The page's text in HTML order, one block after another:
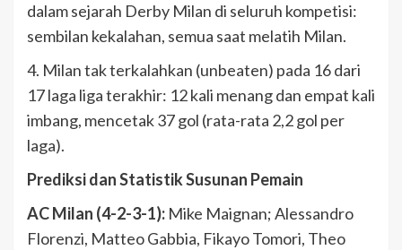
dalam sejarah Derby Milan di seluruh kompetisi:
sembilan kekalahan, semua saat melatih Milan.
4. Milan tak terkalahkan (unbeaten) pada 16 dari
17 laga liga terakhir: 12 kali menang dan empat kali
imbang, mencetak 37 gol (rata-rata 2,2 gol per
laga).
Prediksi dan Statistik Susunan Pemain
AC Milan (4-2-3-1): Mike Maignan; Alessandro
Florenzi, Matteo Gabbia, Fikayo Tomori, Theo